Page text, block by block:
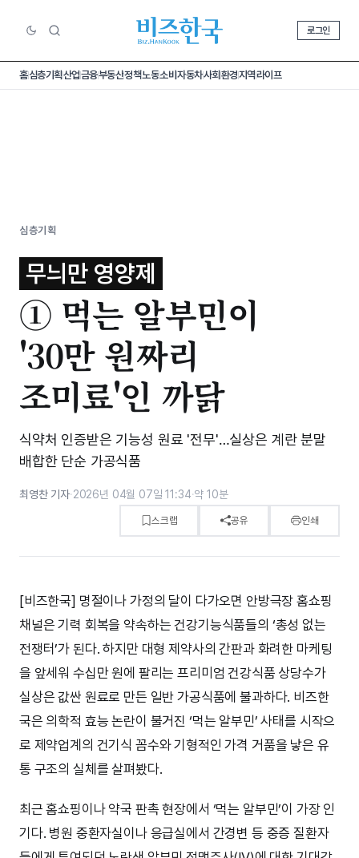
로그인
홈심층기획산업금융부동산정책노동소비 자동차사회환경지역라이프
심층기획
무늬만 영양제
① 먹는 알부민이
'30만 원짜리
조미료'인 까닭
식약처 인증받은 기능성 원료 '전무'…실상은 계란 분말
배합한 단순 가공식품
최영찬 기자·2026년 04월 07일 11:34·약 10분
스크랩 공유 인쇄
[비즈한국] 명절이나 가정의 달이 다가오면 안방극장 홈쇼핑
채널은 기력 회복을 약속하는 건강기능식품들의 ‘총성 없는
전쟁터’가 된다. 하지만 대형 제약사의 간판과 화려한 마케팅
을 앞세워 수십만 원에 팔리는 프리미엄 건강식품 상당수가
실상은 값싼 원료로 만든 일반 가공식품에 불과하다. 비즈한
국은 의학적 효능 논란이 불거진 ‘먹는 알부민’ 사태를 시작으
로 제약업계의 건기식 꼼수와 기형적인 가격 거품을 낳은 유
통 구조의 실체를 살펴봤다.
최근 홈쇼핑이나 약국 판촉 현장에서 ‘먹는 알부민’이 가장 인
기다. 병원 중환자실이나 응급실에서 간경변 등 중증 질환자